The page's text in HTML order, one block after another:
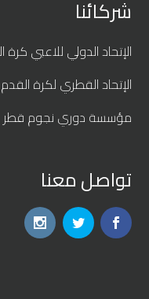
شركائنا
الإتحاد الدولي للاعبي
الإتحاد القطري لكرة القدم
مؤسسة دوري نجوم قطر
تواصل معنا